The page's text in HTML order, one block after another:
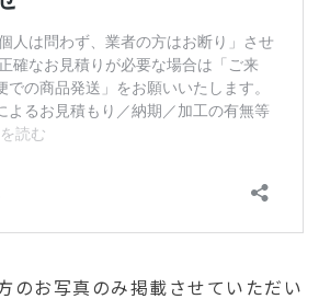
のお写真のみ掲載させていただい